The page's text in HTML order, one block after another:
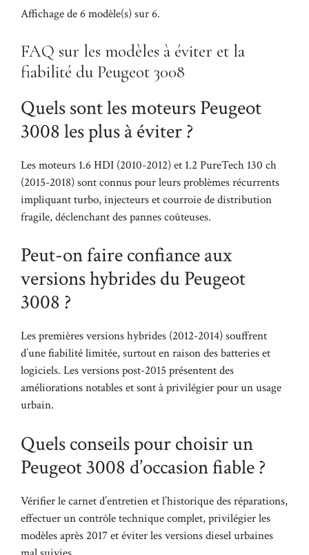
Affichage de 6 modèle(s) sur 6.
FAQ sur les modèles à éviter et la
fiabilité du Peugeot 3008
Quels sont les moteurs Peugeot
3008 les plus à éviter ?
Les moteurs 1.6 HDI (2010-2012) et 1.2 PureTech 130 ch
(2015-2018) sont connus pour leurs problèmes récurrents
impliquant turbo, injecteurs et courroie de distribution
fragile, déclenchant des pannes coûteuses.
Peut-on faire confiance aux
versions hybrides du Peugeot
3008 ?
Les premières versions hybrides (2012-2014) souffrent
d’une fiabilité limitée, surtout en raison des batteries et
logiciels. Les versions post-2015 présentent des
améliorations notables et sont à privilégier pour un usage
urbain.
Quels conseils pour choisir un
Peugeot 3008 d’occasion fiable ?
Vérifier le carnet d’entretien et l’historique des réparations,
effectuer un contrôle technique complet, privilégier les
modèles après 2017 et éviter les versions diesel urbaines